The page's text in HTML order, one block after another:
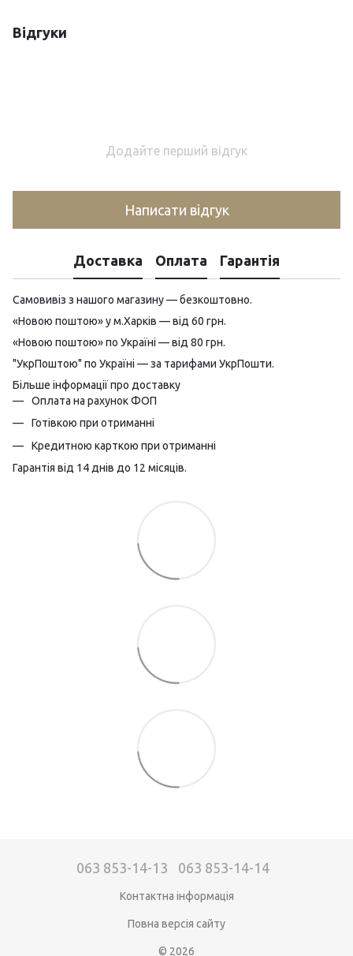
Відгуки
Додайте перший відгук
Написати відгук
Доставка Оплата Гарантія
Самовивіз з нашого магазину — безкоштовно.
«Новою поштою» у м.Харків — від 60 грн.
«Новою поштою» по Україні — від 80 грн.
"УкрПоштою" по Україні — за тарифами УкрПошти.
Більше інформації про доставку
Оплата на рахунок ФОП
Готівкою при отриманні
Кредитною карткою при отриманні
Гарантія від 14 днів до 12 місяців.
063 853-14-13 063 853-14-14
Контактна інформація
Повна версія сайту
© 2026